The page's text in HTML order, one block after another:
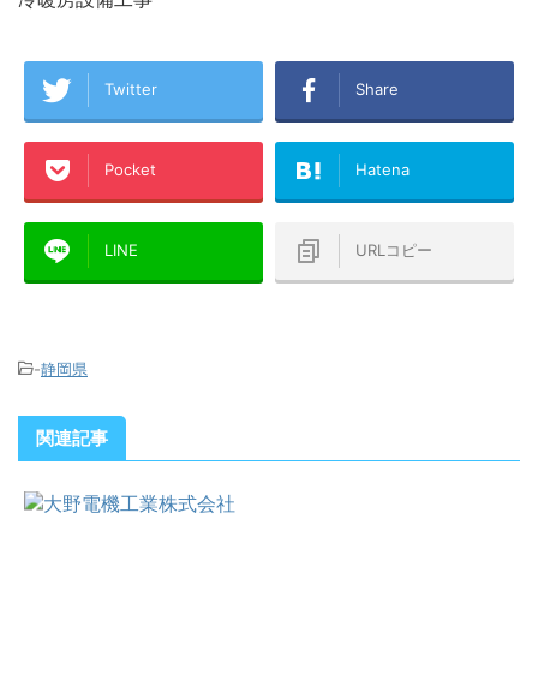
Twitter Share
Pocket Hatena
LINE URLコピー
-静岡県
関連記事